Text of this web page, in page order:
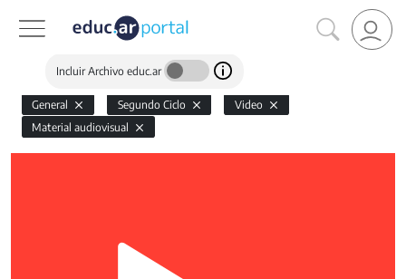
Incluir Archivo educ.ar
General Segundo Ciclo
Video
Material audiovisual